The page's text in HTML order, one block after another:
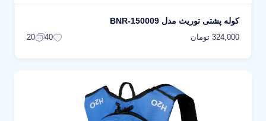
کوله پشتی توریث مدل BNR-150009
324,000 تومان 40
20